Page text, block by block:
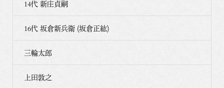
14代 新庄貞嗣
16代 坂倉新兵衛 (坂倉正紘)
三輪太郎
上田敦之